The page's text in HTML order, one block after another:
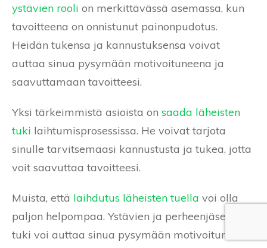
ystävien rooli on merkittävässä asemassa, kun
tavoitteena on onnistunut painonpudotus.
Heidän tukensa ja kannustuksensa voivat
auttaa sinua pysymään motivoituneena ja
saavuttamaan tavoitteesi.
Yksi tärkeimmistä asioista on saada läheisten
tuki laihtumisprosessissa. He voivat tarjota
sinulle tarvitsemaasi kannustusta ja tukea, jotta
voit saavuttaa tavoitteesi.
Muista, että laihdutus läheisten tuella voi olla
paljon helpompaa. Ystävien ja perheenjäsenten
tuki voi auttaa sinua pysymään motivoituneena